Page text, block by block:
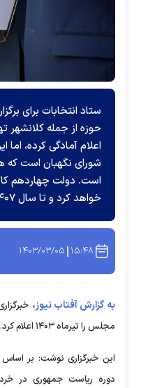
ستاد انتخابات برای
حوزه از جمله کلانشهر
اعلام آمادگی کرده،
شورای نگهبان است که
خواهد کرد و تا سال ۱۴۰۷ ادامه می‌یابد.
۱۵:۴۸ ۱۴۰۳/۰۳/۰۵
به گزارش آفتاب نیوز،
مجلس را تیرماه ۱۴۰۳ اعلام کرد.
این خبرگزاری نوشت: بر